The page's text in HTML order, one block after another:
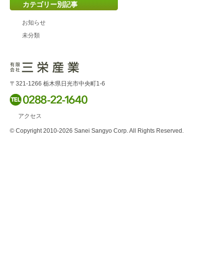
カテゴリー別記事
お知らせ
未分類
〒321-1266 栃木県日光市中央町1-6
アクセス
© Copyright 2010-2026 Sanei Sangyo Corp. All Rights Reserved.